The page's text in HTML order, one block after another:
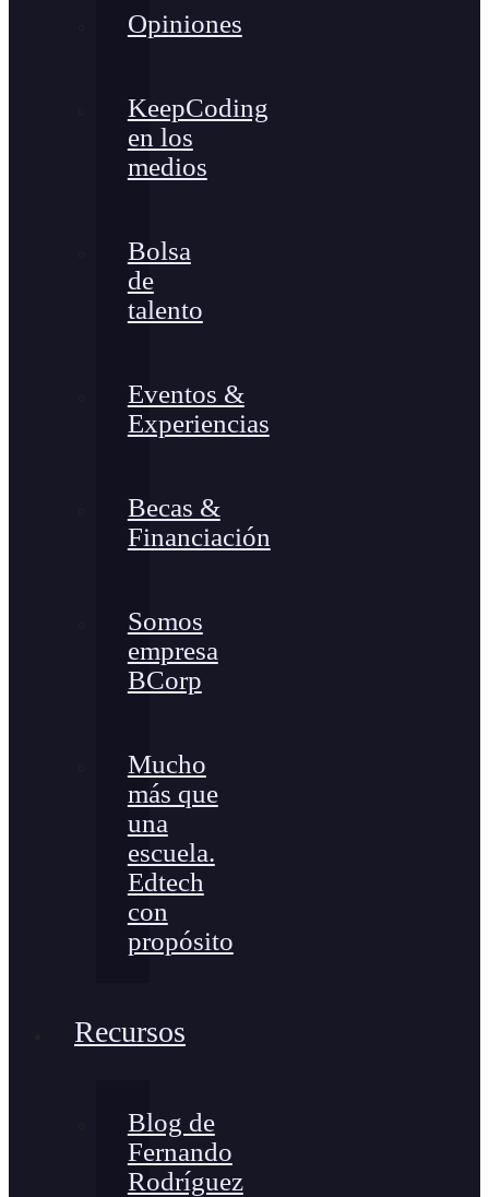
Opiniones
KeepCoding
en los
medios
Bolsa
de
talento
Eventos &
Experiencias
Becas &
Financiación
Somos
empresa
BCorp
Mucho
más que
una
escuela.
Edtech
con
propósito
Recursos
Blog de
Fernando
Rodríguez